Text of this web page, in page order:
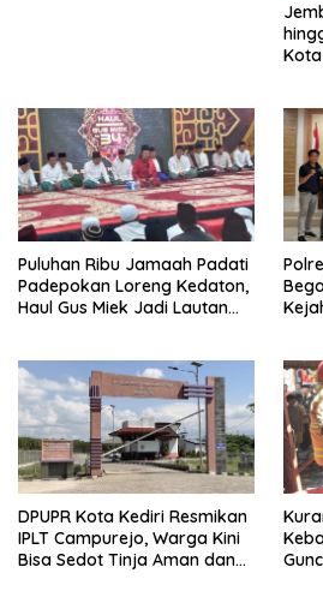
Puluhan Ribu Jamaah Padati
Padepokan Loreng Kedaton,
Haul Gus Miek Jadi Lautan
DPUPR Kota Kediri Resmikan
IPLT Campurejo, Warga Kini
Bisa Sedot Tinja Aman dan